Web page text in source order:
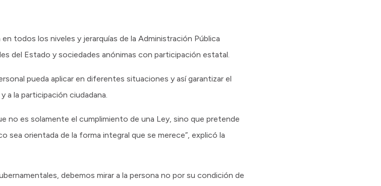
todos los niveles y jerarquías de la Administración Pública
del Estado y sociedades anónimas con participación estatal.
pueda aplicar en diferentes situaciones y así garantizar el
a la participación ciudadana.
no es solamente el cumplimiento de una Ley, sino que pretende
orientada de la forma integral que se merece”, explicó la
debemos mirar a la persona no por su condición de